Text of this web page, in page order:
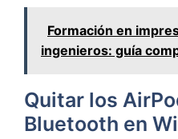
Formación en
ingenieros: guía
Quitar los
Bluetooth en